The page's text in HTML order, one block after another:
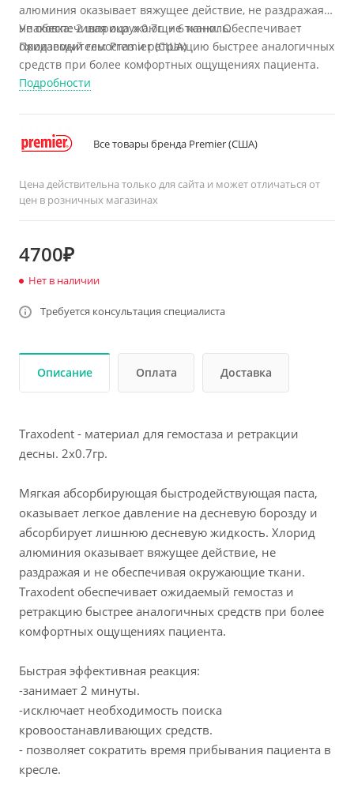
алюминия оказывает вяжущее действие, не раздражая и
не обеспечивая окружающие ткани. Обеспечивает
ожидаемый гемостаз и ретракцию быстрее аналогичных
средств при более комфортных ощущениях пациента.
Упаковка: 2 шприца х 0.7г. + 6 канюль.
Производитель: Premier (США)
Подробности
Все товары бренда Premier (США)
Цена действительна только для сайта и может отличаться от
цен в розничных магазинах
4700₽
Нет в наличии
Требуется консультация специалиста
Описание Оплата Доставка
Traxodent - материал для гемостаза и ретракции
десны. 2х0.7гр.
Мягкая абсорбирующая быстродействующая паста,
оказывает легкое давление на десневую борозду и
абсорбирует лишнюю десневую жидкость. Хлорид
алюминия оказывает вяжущее действие, не
раздражая и не обеспечивая окружающие ткани.
Traxodent обеспечивает ожидаемый гемостаз и
ретракцию быстрее аналогичных средств при более
комфортных ощущениях пациента.
Быстрая эффективная реакция:
-занимает 2 минуты.
-исключает необходимость поиска
кровоостанавливающих средств.
- позволяет сократить время прибывания пациента в
кресле.